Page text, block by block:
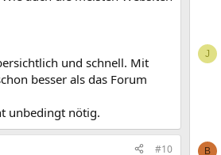
und schnell. Mit
besser als das Forum
unbedingt nötig.
#10
J
B